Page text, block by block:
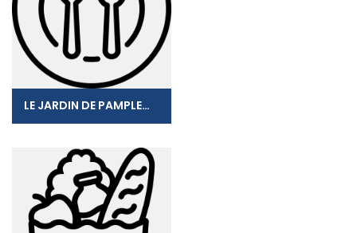
LE JARDIN DE PAMPLEMOUSSE EURL